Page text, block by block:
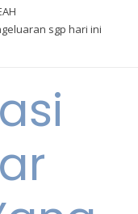
sgp hari ini